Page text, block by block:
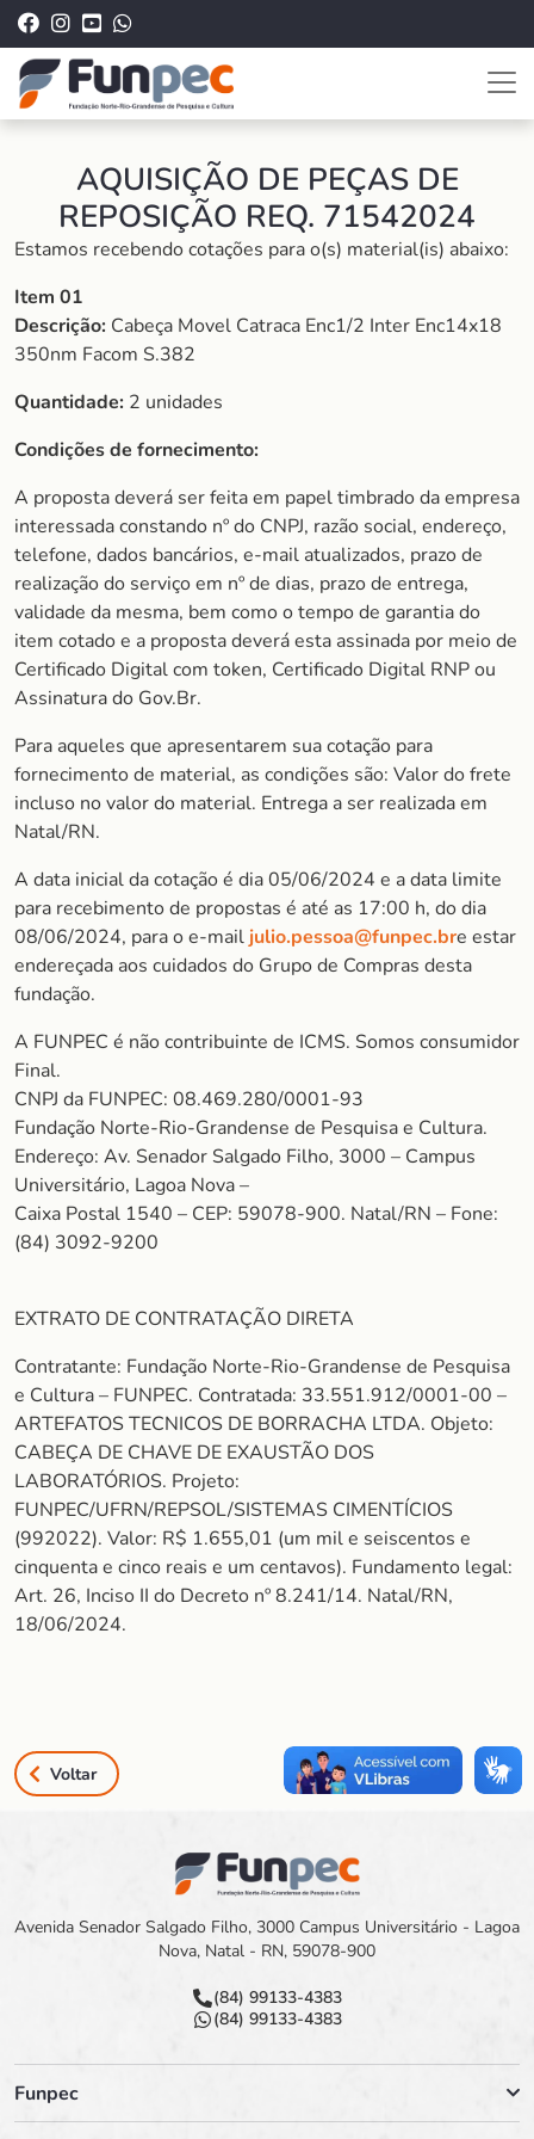
AQUISIÇÃO DE PEÇAS DE
REPOSIÇÃO REQ. 71542024
Estamos recebendo cotações para o(s) material(is) abaixo:
Item 01
Descrição: Cabeça Movel Catraca Enc1/2 Inter Enc14x18
350nm Facom S.382
Quantidade: 2 unidades
Condições de fornecimento:
A proposta deverá ser feita em papel timbrado da empresa
interessada constando nº do CNPJ, razão social, endereço,
telefone, dados bancários, e-mail atualizados, prazo de
realização do serviço em nº de dias, prazo de entrega,
validade da mesma, bem como o tempo de garantia do
item cotado e a proposta deverá esta assinada por meio de
Certificado Digital com token, Certificado Digital RNP ou
Assinatura do Gov.Br.
Para aqueles que apresentarem sua cotação para
fornecimento de material, as condições são: Valor do frete
incluso no valor do material. Entrega a ser realizada em
Natal/RN.
A data inicial da cotação é dia 05/06/2024 e a data limite
para recebimento de propostas é até as 17:00 h, do dia
08/06/2024, para o e-mail julio.pessoa@funpec.bre estar
endereçada aos cuidados do Grupo de Compras desta
fundação.
A FUNPEC é não contribuinte de ICMS. Somos consumidor
Final.
CNPJ da FUNPEC: 08.469.280/0001-93
Fundação Norte-Rio-Grandense de Pesquisa e Cultura.
Endereço: Av. Senador Salgado Filho, 3000 – Campus
Universitário, Lagoa Nova –
Caixa Postal 1540 – CEP: 59078-900. Natal/RN – Fone:
(84) 3092-9200
EXTRATO DE CONTRATAÇÃO DIRETA
Contratante: Fundação Norte-Rio-Grandense de Pesquisa
e Cultura – FUNPEC. Contratada: 33.551.912/0001-00 –
ARTEFATOS TECNICOS DE BORRACHA LTDA. Objeto:
CABEÇA DE CHAVE DE EXAUSTÃO DOS
LABORATÓRIOS. Projeto:
FUNPEC/UFRN/REPSOL/SISTEMAS CIMENTÍCIOS
(992022). Valor: R$ 1.655,01 (um mil e seiscentos e
cinquenta e cinco reais e um centavos). Fundamento legal:
Art. 26, Inciso II do Decreto nº 8.241/14. Natal/RN,
18/06/2024.
Voltar
Avenida Senador Salgado Filho, 3000 Campus Universitário - Lagoa
Nova, Natal - RN, 59078-900
(84) 99133-4383
(84) 99133-4383
Funpec